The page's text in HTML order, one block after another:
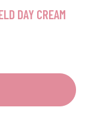
DAY CREAM